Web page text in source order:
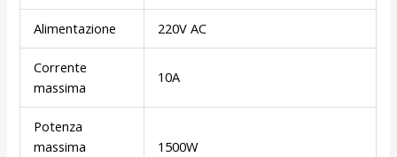
Alimentazione 220V AC
Corrente
massima
10A
Potenza
massima
1500W